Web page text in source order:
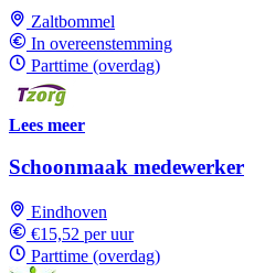
Zaltbommel
In overeenstemming
Parttime (overdag)
Lees meer
Schoonmaak medewerker
Eindhoven
€15,52 per uur
Parttime (overdag)